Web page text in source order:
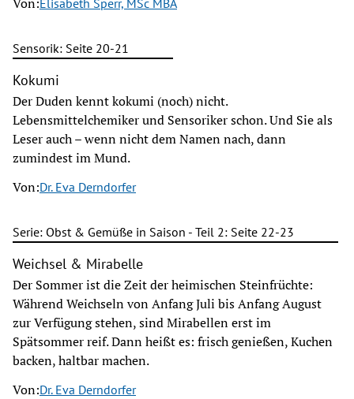
Elisabeth Sperr, MSc MBA
Sensorik: Seite 20-21
Kokumi
Der Duden kennt kokumi (noch) nicht.
Lebensmittelchemiker und Sensoriker schon. Und Sie als
Leser auch – wenn nicht dem Namen nach, dann
zumindest im Mund.
Von:Dr. Eva Derndorfer
Serie: Obst & Gemüße in Saison - Teil 2: Seite 22-23
Weichsel & Mirabelle
Der Sommer ist die Zeit der heimischen Steinfrüchte:
Während Weichseln von Anfang Juli bis Anfang August
zur Verfügung stehen, sind Mirabellen erst im
Spätsommer reif. Dann heißt es: frisch genießen, Kuchen
backen, haltbar machen.
Von:Dr. Eva Derndorfer